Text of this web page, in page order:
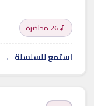
26 محاضرة
استمع للسلسلة ←